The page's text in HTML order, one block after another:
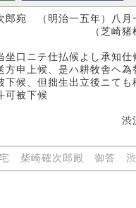
宛 （明治一五年）八月
根吉氏
坐口ニテ仕払候よし承知
方申上候、是ハ耕牧舎ヘ
下候、但拙生出立後ニて
可被下候
日 渋沢
宅 柴崎確次郎殿 御答 渋